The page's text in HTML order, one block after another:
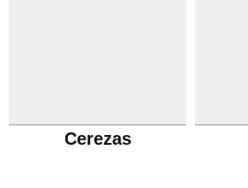
Cerezas